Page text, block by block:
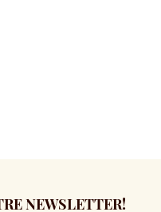
NEWSLETTER!